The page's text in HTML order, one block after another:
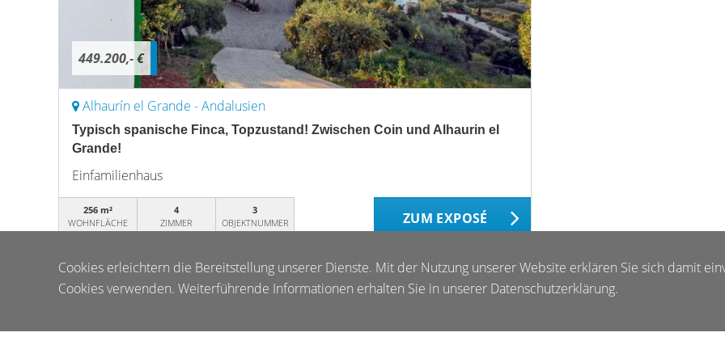
449.200,- €
Alhaurín el Grande - Andalusien
Typisch spanische Finca, Topzustand! Zwischen Coin und Alhaurin el
Grande!
Einfamilienhaus
256 m²
WOHNFLÄCHE
4
ZIMMER
3
OBJEKTNUMMER
ZUM EXPOSÉ
Cookies erleichtern die Bereitstellung unserer Dienste. Mit der Nutzung unserer Website erklären Sie sich damit
Cookies verwenden. Weiterführende Informationen erhalten Sie in unserer Datenschutzerklärung.